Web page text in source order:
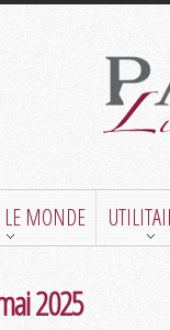
LE MONDE
2025